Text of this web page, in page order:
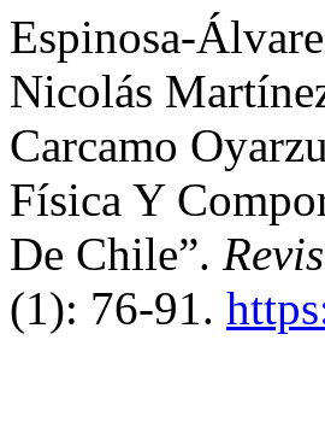
Espinosa-
Nicolás
Carcamo
Física Y
De Chile”.
(1): 76-91.